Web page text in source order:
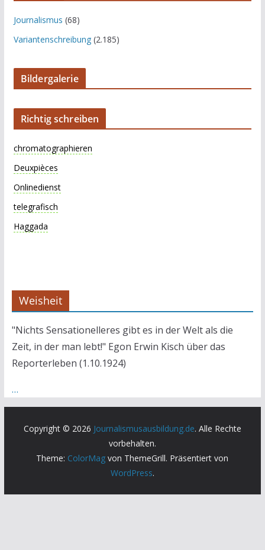
Journalismus (68)
Variantenschreibung(2.185)
Bildergalerie
Richtig schreiben
chromatographieren
Deuxpièces
Onlinedienst
telegrafisch
Haggada
Weisheit
"Nichts Sensationelleres gibt es in der Welt als die
Zeit, in der man lebt!" Egon Erwin Kisch über das
Reporterleben (1.10.1924)
…
Copyright © 2026 Journalismusausbildung.de. Alle Rechte
vorbehalten.
Theme: ColorMag von ThemeGrill. Präsentiert von
WordPress.